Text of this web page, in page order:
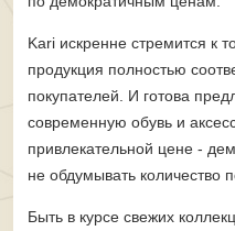
Kari искренне стремится к
продукция полностью
покупателей. И готова
современную обувь и
привлекательной цене -
не обдумывать количество
Быть в курсе свежих